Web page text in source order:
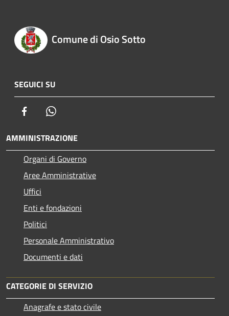
Comune di Osio Sotto
SEGUICI SU
Facebook
AMMINISTRAZIONE
Organi di Governo
Aree Amministrative
Uffici
Enti e fondazioni
Politici
Personale Amministrativo
Documenti e dati
CATEGORIE DI SERVIZIO
Anagrafe e stato civile